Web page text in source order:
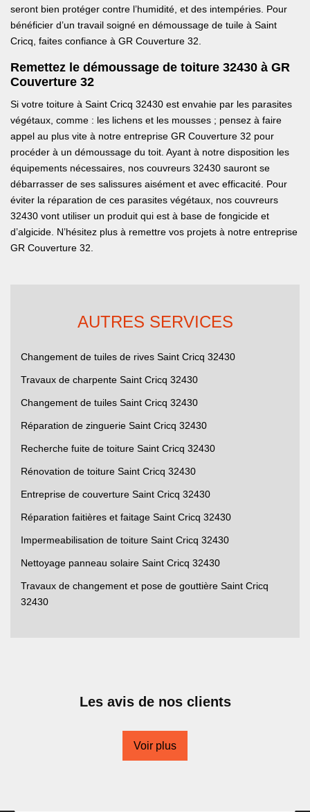
seront bien protéger contre l’humidité, et des intempéries. Pour
bénéficier d’un travail soigné en démoussage de tuile à Saint
Cricq, faites confiance à GR Couverture 32.
Remettez le démoussage de toiture 32430 à GR
Couverture 32
Si votre toiture à Saint Cricq 32430 est envahie par les parasites
végétaux, comme : les lichens et les mousses ; pensez à faire
appel au plus vite à notre entreprise GR Couverture 32 pour
procéder à un démoussage du toit. Ayant à notre disposition les
équipements nécessaires, nos couvreurs 32430 sauront se
débarrasser de ses salissures aisément et avec efficacité. Pour
éviter la réparation de ces parasites végétaux, nos couvreurs
32430 vont utiliser un produit qui est à base de fongicide et
d’algicide. N’hésitez plus à remettre vos projets à notre entreprise
GR Couverture 32.
AUTRES SERVICES
Changement de tuiles de rives Saint Cricq 32430
Travaux de charpente Saint Cricq 32430
Changement de tuiles Saint Cricq 32430
Réparation de zinguerie Saint Cricq 32430
Recherche fuite de toiture Saint Cricq 32430
Rénovation de toiture Saint Cricq 32430
Entreprise de couverture Saint Cricq 32430
Réparation faitières et faitage Saint Cricq 32430
Impermeabilisation de toiture Saint Cricq 32430
Nettoyage panneau solaire Saint Cricq 32430
Travaux de changement et pose de gouttière Saint Cricq
32430
Les avis de nos clients
Voir plus